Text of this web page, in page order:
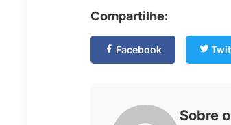
Compartilhe:
Facebook
Sobre